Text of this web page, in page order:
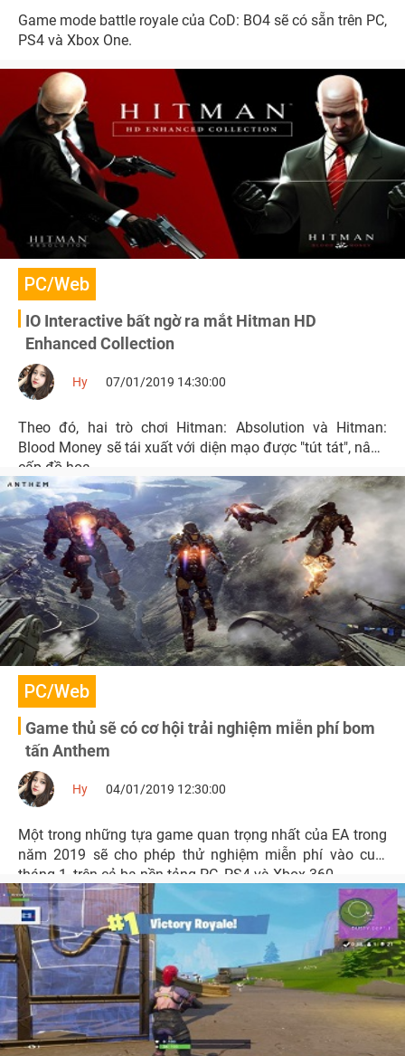
Game mode battle royale của CoD: BO4 sẽ có sẵn trên PC,
PS4 và Xbox One.
PC/Web
IO Interactive bất ngờ ra mắt Hitman HD
Enhanced Collection
Hy 07/01/2019 14:30:00
Theo đó, hai trò chơi Hitman: Absolution và Hitman:
Blood Money sẽ tái xuất với diện mạo được "tút tát", nâng
cấp đồ họa.
PC/Web
Game thủ sẽ có cơ hội trải nghiệm miễn phí bom
tấn Anthem
Hy 04/01/2019 12:30:00
Một trong những tựa game quan trọng nhất của EA trong
năm 2019 sẽ cho phép thử nghiệm miễn phí vào cuối
tháng 1, trên cả ba nền tảng PC, PS4 và Xbox 360.